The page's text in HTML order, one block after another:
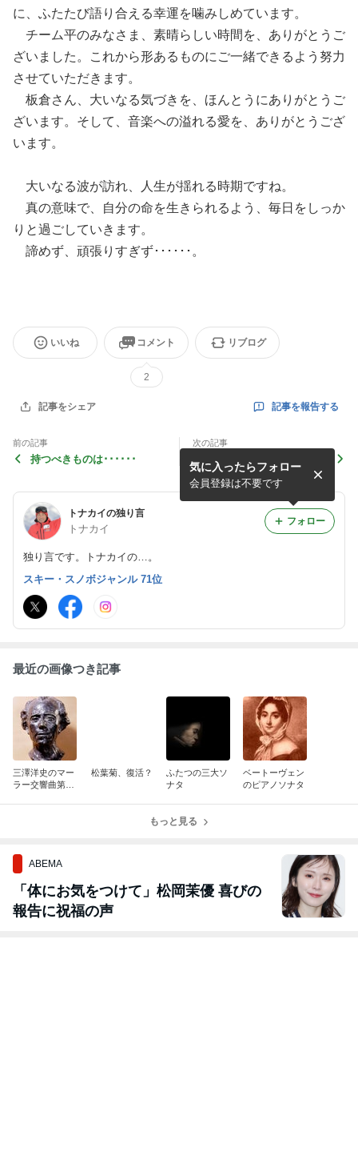
に、ふたたび語り合える幸運を噛みしめています。
チーム平のみなさま、素晴らしい時間を、ありがとうご
ざいました。これから形あるものにご一緒できるよう努力
させていただきます。
板倉さん、大いなる気づきを、ほんとうにありがとうご
ざいます。そして、音楽への溢れる愛を、ありがとうござ
います。
大いなる波が訪れ、人生が揺れる時期ですね。
真の意味で、自分の命を生きられるよう、毎日をしっか
りと過ごしていきます。
諦めず、頑張りすぎず･･････。
いいね コメント
2
リブログ
記事をシェア 記事を報告する
前の記事
持つべきものは･･････
次の記事
トナカイの独り言
トナカイ
独り言です。トナカイの…。
気に入ったらフォロー
会員登録は不要です
フォロー
スキー・スノボジャンル 71位
最近の画像つき記事
三澤洋史のマー
ラー交響曲第六
松葉菊、復活？
ふたつの三大ソ
ナタ
ベートーヴェン
のピアノソナタ
もっと見る
ABEMA
「体にお気をつけて」松岡茉優 喜びの
報告に祝福の声